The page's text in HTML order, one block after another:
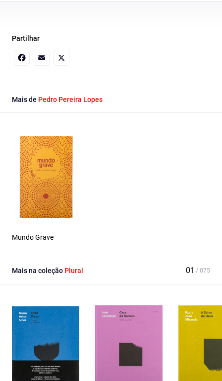
Partilhar
Mais de Pedro Pereira Lopes
Mundo Grave
Mais na coleção Plural